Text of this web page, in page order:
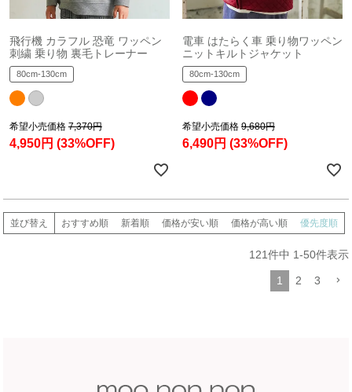
飛行機 カラフル 恐竜 ワッペン
刺繍 乗り物 裏毛トレーナー
80cm-130cm
希望小売価格 7,370円
4,950円 (33%OFF)
電車 はたらく車 乗り物ワッペン
ニットキルトジャケット
80cm-130cm
希望小売価格 9,680円
6,490円 (33%OFF)
並び替え おすすめ順 新着順 価格が安い順 価格が高い順 優先度順
121件中 1-50件表示
1 2 3